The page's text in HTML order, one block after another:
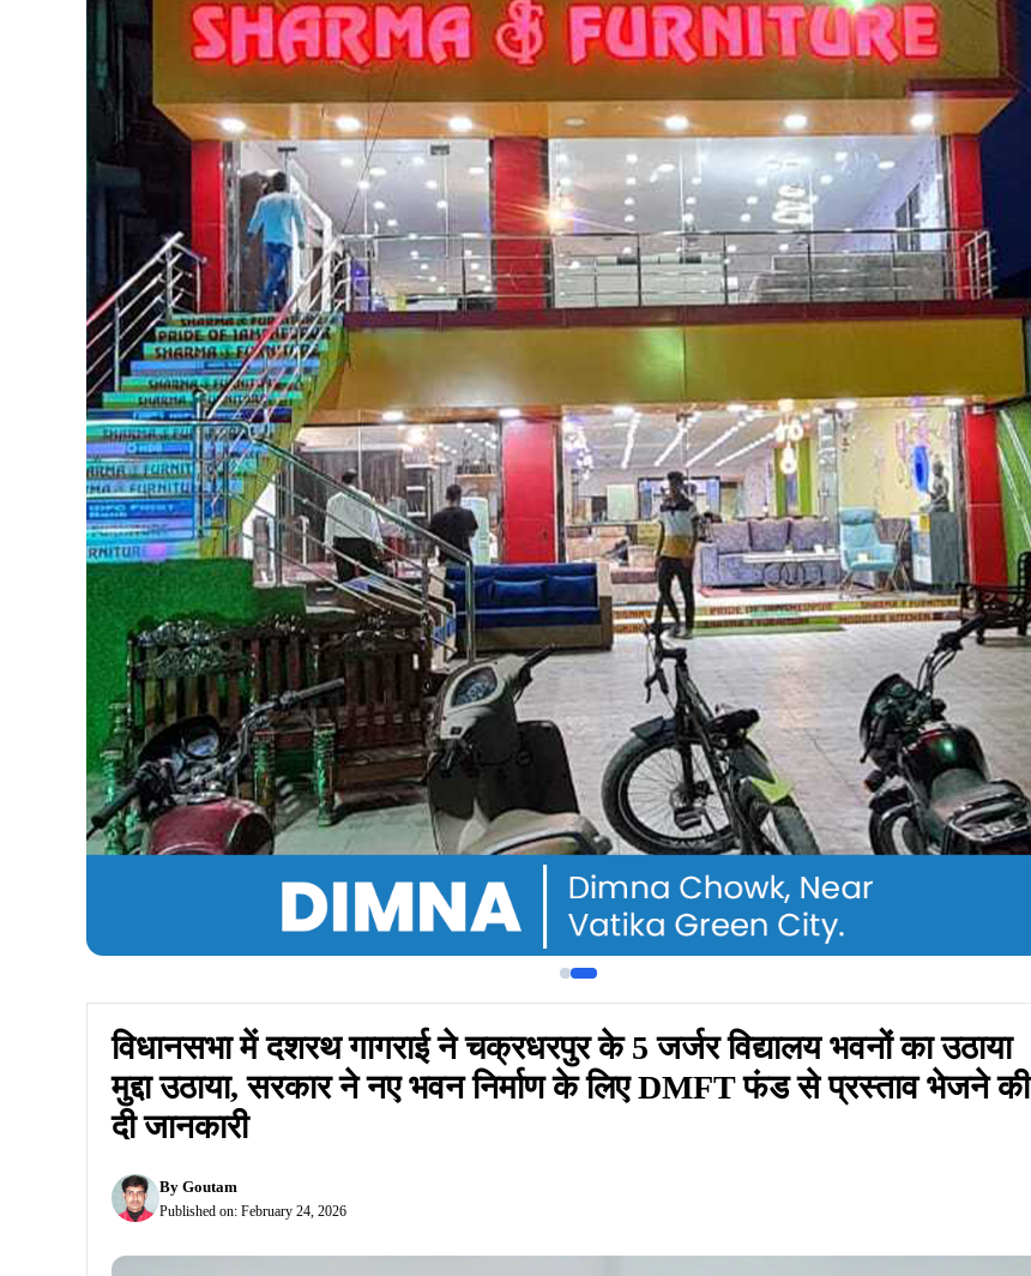
विधानसभा में दशरथ गागराई ने चक्रधरपुर के 5 जर्जर विद्यालय भवनों का उठाया
मुद्दा उठाया, सरकार ने नए भवन निर्माण के लिए DMFT फंड से प्रस्ताव भेजने की
दी जानकारी
By Goutam
Published on: February 24, 2026